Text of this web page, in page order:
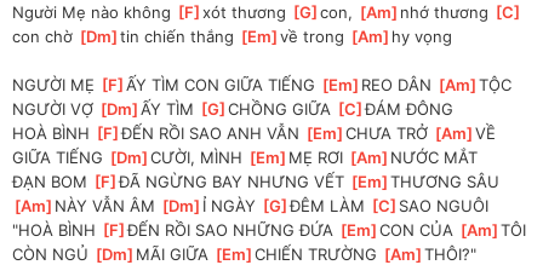
Người Mẹ nào không [F ]
xót thương [G ]
con, [Am ]nhớ thương [C
con chờ [Dm ]tin chiến thắng [Em ]
về trong [Am ]hy vọng
NGƯỜI MẸ [F ]
ẤY TÌM CON GIỮA TIẾNG [Em ]REO DÂN [Am ]
TỘC
NGƯỜI VỢ [Dm ]
ẤY TÌM [G ]
CHỒNG GIỮA [C ]
ĐÁM ĐÔNG
HOÀ BÌNH [F ]
ĐẾN RỒI SAO ANH VẪN [Em ]
CHƯA TRỞ [Am ]
VỀ
GIỮA TIẾNG [Dm ]
CƯỜI, MÌNH [Em ]MẸ RƠI [Am ]NƯỚC MẮT
ĐẠN BOM [F ]
ĐÃ NGỪNG BAY NHƯNG VẾT [Em ]
THƯƠNG SÂU
Am ]NÀY VẪN ÂM [Dm ]Ỉ NGÀY [G ]
ĐÊM LÀM [C ]SAO NGUÔI
"HOÀ BÌNH [F ]
ĐẾN RỒI SAO NHỮNG ĐỨA [Em ]
CON CỦA [Am ]
TÔI
CÒN NGỦ [Dm ]MÃI GIỮA [Em ]
CHIẾN TRƯỜNG [Am ]
THÔI?"